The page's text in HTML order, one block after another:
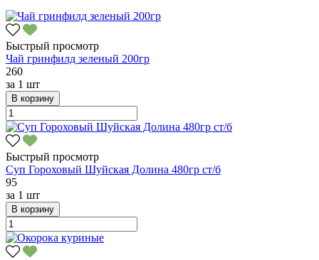
Быстрый просмотр
Чай гринфилд зеленый 200гр
260
за 1 шт
В корзину
Быстрый просмотр
Суп Гороховый Шуйская Долина 480гр ст/б
95
за 1 шт
В корзину